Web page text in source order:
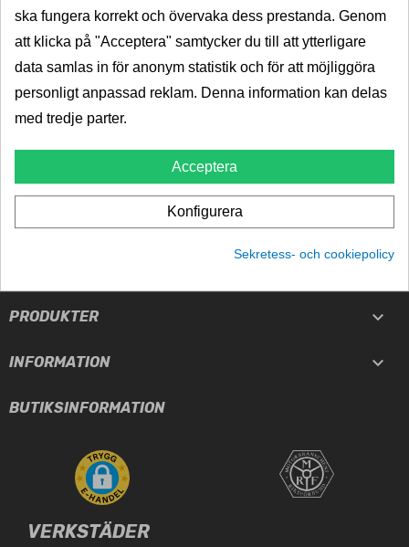
KVALITET
Välkända varumärken
PRISGARANTI
Billigast i norden
TRYGGHET
5-års garanti
PRODUKTER 
INFORMATION 
BUTIKSINFORMATION
VERKSTÄDER
ska fungera korrekt och övervaka dess prestanda. Genom
att klicka på "Acceptera" samtycker du till att ytterligare
data samlas in för anonym statistik och för att möjliggöra
personligt anpassad reklam. Denna information kan delas
med tredje parter.
Acceptera
Konfigurera
Sekretess- och cookiepolicy